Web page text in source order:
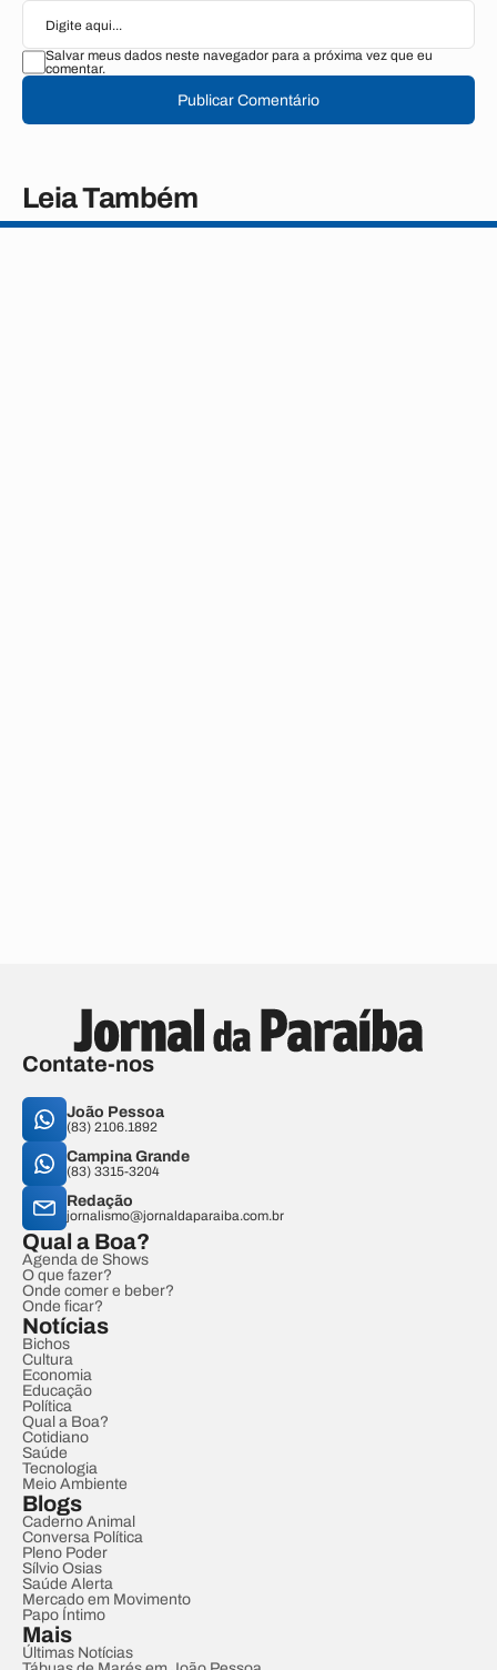
Salvar meus dados neste navegador para a próxima vez que eu
comentar.
Publicar Comentário
Leia Também
Contate-nos
João Pessoa
(83) 2106.1892
Campina Grande
(83) 3315-3204
Redação
jornalismo@jornaldaparaiba.com.br
Qual a Boa?
Agenda de Shows
O que fazer?
Onde comer e beber?
Onde ficar?
Notícias
Bichos
Cultura
Economia
Educação
Política
Qual a Boa?
Cotidiano
Saúde
Tecnologia
Meio Ambiente
Blogs
Caderno Animal
Conversa Política
Pleno Poder
Sílvio Osias
Saúde Alerta
Mercado em Movimento
Papo Íntimo
Mais
Últimas Notícias